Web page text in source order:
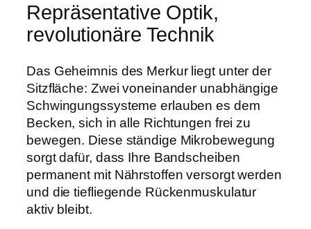
Repräsentative Optik,
revolutionäre Technik
Das Geheimnis des Merkur liegt unter der
Sitzfläche: Zwei voneinander unabhängige
Schwingungssysteme erlauben es dem
Becken, sich in alle Richtungen frei zu
bewegen. Diese ständige Mikrobewegung
sorgt dafür, dass Ihre Bandscheiben
permanent mit Nährstoffen versorgt werden
und die tiefliegende Rückenmuskulatur
aktiv bleibt.